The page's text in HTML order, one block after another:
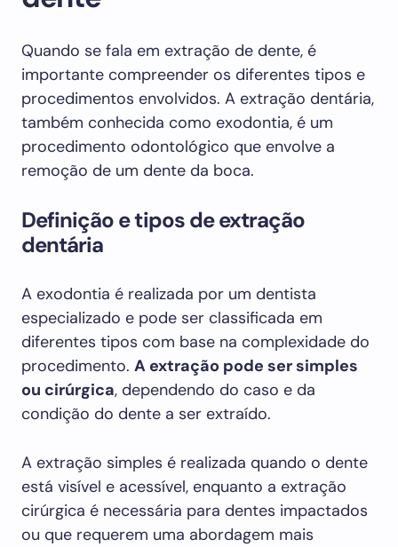
Quando se fala em extração de dente, é
importante compreender os diferentes tipos e
procedimentos envolvidos. A extração dentária,
também conhecida como exodontia, é um
procedimento odontológico que envolve a
remoção de um dente da boca.
Definição e tipos de extração
dentária
A exodontia é realizada por um dentista
especializado e pode ser classificada em
diferentes tipos com base na complexidade do
procedimento. A extração pode ser simples
ou cirúrgica, dependendo do caso e da
condição do dente a ser extraído.
A extração simples é realizada quando o dente
está visível e acessível, enquanto a extração
cirúrgica é necessária para dentes impactados
ou que requerem uma abordagem mais